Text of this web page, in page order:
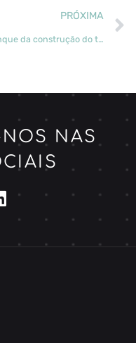
PRÓXIMA
Arranque da construção do troço experimental das estradas florestais
NAS